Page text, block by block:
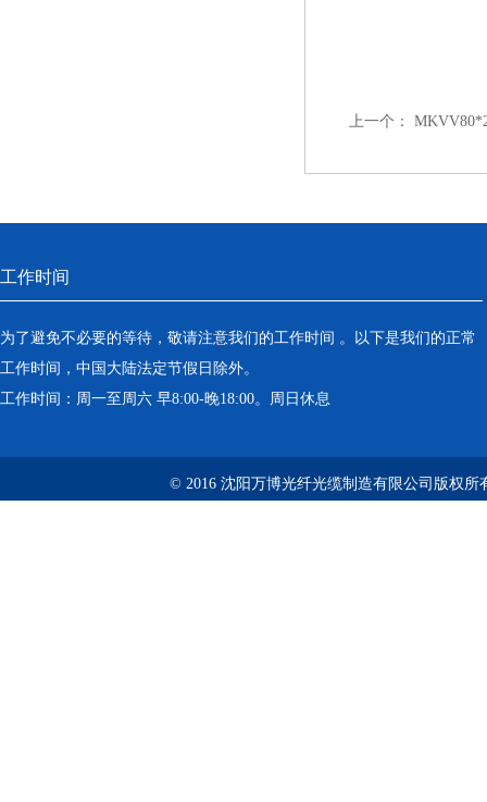
上一个：
工作时间
为了避免不必要的等待，敬请注意我们的工作时间 。以下是我们的正常
工作时间，中国大陆法定节假日除外。
工作时间：周一至周六 早8:00-晚18:00。周日休息
© 2016 沈阳万博光纤光缆制造有限公司版权所